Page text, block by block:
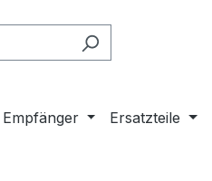
Empfänger Ersatzteile